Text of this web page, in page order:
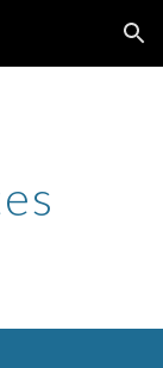
Skip to navigation